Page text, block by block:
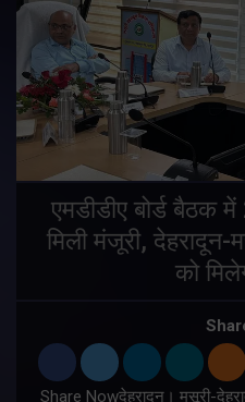
एमडीडीए बोर्ड बैठक
मिली मंजूरी, देहरादून-
को
Share Nowदेहरादून। मसूरी-